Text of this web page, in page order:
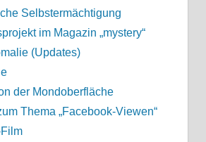
Selbstermächtigung
im Magazin „mystery“
(Updates)
der Mondoberfläche
Thema „Facebook-Viewen“